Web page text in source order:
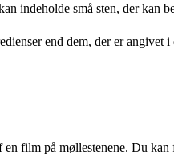
indeholde små sten, der kan
end dem, der er
film på møllestenene. Du